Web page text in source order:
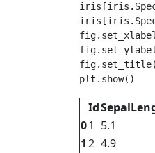
iris [iris .
iris [iris .
fig. set_xlabel
fig. set_ylabel
fig. set_title(
plt . show()
Id
01 5.1
12 4.9